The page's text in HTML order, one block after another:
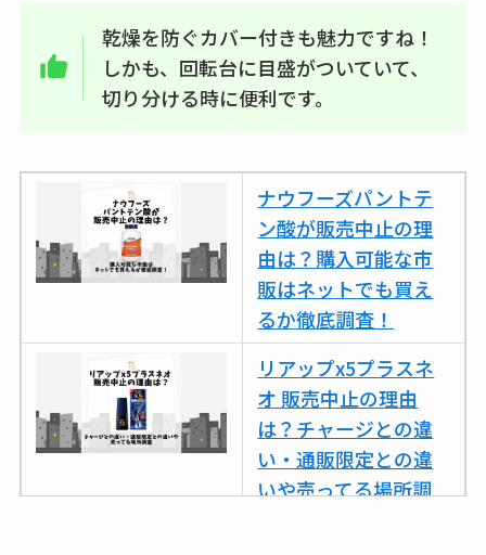
乾燥を防ぐカバー付きも魅力ですね！
しかも、回転台に目盛がついていて、
切り分ける時に便利です。
ナウフーズパントテ
ン酸が販売中止の理
由は？購入可能な市
販はネットでも買え
るか徹底調査！
リアップx5プラスネ
オ 販売中止の理由
は？チャージとの違
い・通販限定との違
いや売ってる場所調